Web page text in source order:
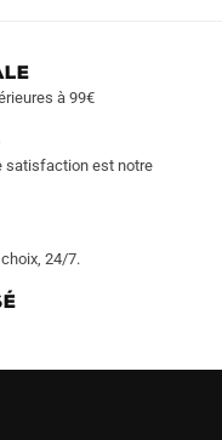
page
à 99€
satisfaction est notre
24/7.